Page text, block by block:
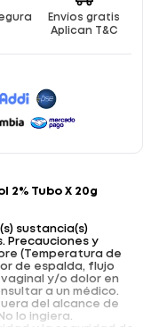
Envíos gratis
Aplican T&C
Tubo X 20g
sustancia(s)
Precauciones y
(Temperatura de
de espalda, flujo
vaginal y/o dolor en
a un médico.
del alcance de
lo ingiera.